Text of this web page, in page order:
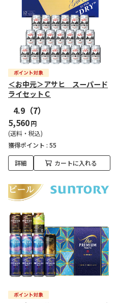
＜お中元＞アサヒ スーパード
ライセットＣ
4.9 （7）
5,560円
(送料・税込)
獲得ポイント : 55
詳細 カートに入れる